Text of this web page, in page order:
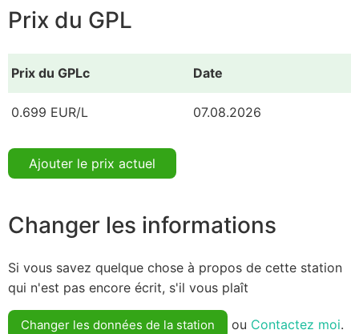
Prix du GPL
Prix du GPLc Date
0.699 EUR/L 07.08.2026
Ajouter le prix actuel
Changer les informations
Si vous savez quelque chose à propos de cette station
qui n'est pas encore écrit, s'il vous plaît
Changer les données de la station ou Contactez moi.